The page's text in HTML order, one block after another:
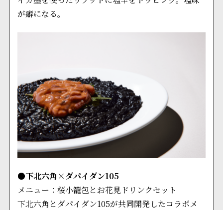
が癖になる。
●下北六角×ダパイダン105
メニュー：桜小籠包とお花見ドリンクセット
下北六角とダパイダン105が共同開発したコラボメ